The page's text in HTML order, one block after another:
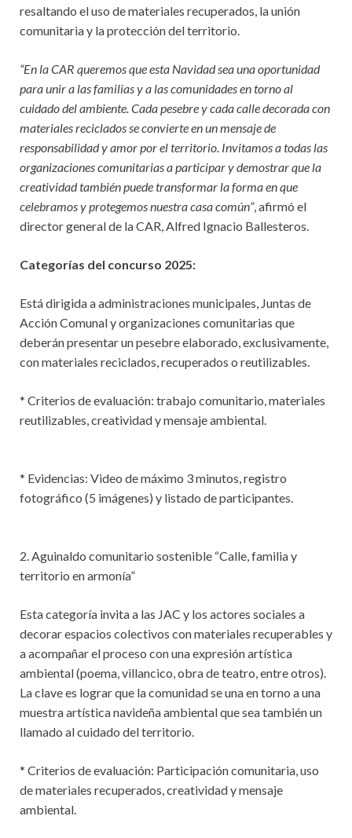
resaltando el uso de materiales recuperados, la unión
comunitaria y la protección del territorio.
“En la CAR queremos que esta Navidad sea una oportunidad
para unir a las familias y a las comunidades en torno al
cuidado del ambiente. Cada pesebre y cada calle decorada con
materiales reciclados se convierte en un mensaje de
responsabilidad y amor por el territorio. Invitamos a todas las
organizaciones comunitarias a participar y demostrar que la
creatividad también puede transformar la forma en que
celebramos y protegemos nuestra casa común”, afirmó el
director general de la CAR, Alfred Ignacio Ballesteros.
Categorías del concurso 2025:
Está dirigida a administraciones municipales, Juntas de
Acción Comunal y organizaciones comunitarias que
deberán presentar un pesebre elaborado, exclusivamente,
con materiales reciclados, recuperados o reutilizables.
* Criterios de evaluación: trabajo comunitario, materiales
reutilizables, creatividad y mensaje ambiental.
* Evidencias: Video de máximo 3 minutos, registro
fotográfico (5 imágenes) y listado de participantes.
2. Aguinaldo comunitario sostenible “Calle, familia y
territorio en armonía”
Esta categoría invita a las JAC y los actores sociales a
decorar espacios colectivos con materiales recuperables y
a acompañar el proceso con una expresión artística
ambiental (poema, villancico, obra de teatro, entre otros).
La clave es lograr que la comunidad se una en torno a una
muestra artística navideña ambiental que sea también un
llamado al cuidado del territorio.
* Criterios de evaluación: Participación comunitaria, uso
de materiales recuperados, creatividad y mensaje
ambiental.